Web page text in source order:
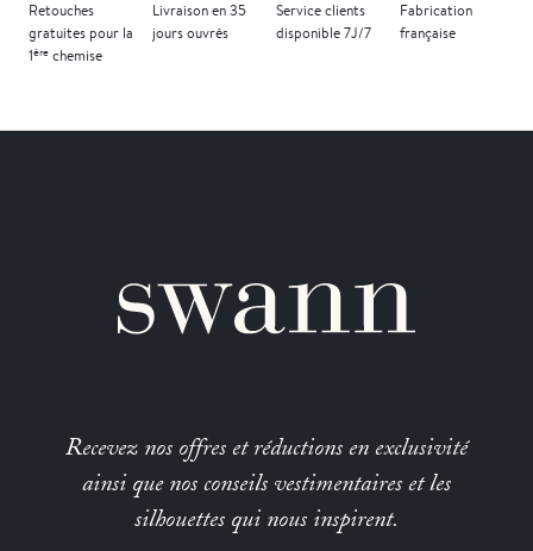
Retouches
gratuites pour la
1ère chemise
Livraison en 35
jours ouvrés
Service clients
disponible 7J/7
Fabrication
française
Recevez nos offres et réductions en exclusivité
ainsi que nos conseils vestimentaires et les
silhouettes qui nous inspirent.